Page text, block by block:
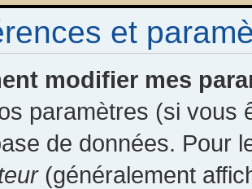
et
modifier mes
paramètres (si vous
de données. Pour
(généralement